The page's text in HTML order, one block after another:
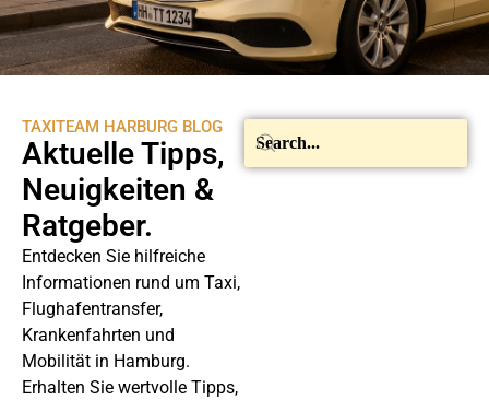
TAXITEAM HARBURG BLOG
Aktuelle Tipps,
Neuigkeiten &
Ratgeber.
Entdecken Sie hilfreiche
Informationen rund um Taxi,
Flughafentransfer,
Krankenfahrten und
Mobilität in Hamburg.
Erhalten Sie wertvolle Tipps,